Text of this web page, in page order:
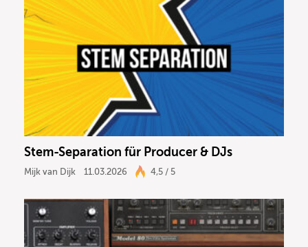
Stem-Separation für Producer & DJs
Mijk van Dijk 11.03.2026 4,5 / 5